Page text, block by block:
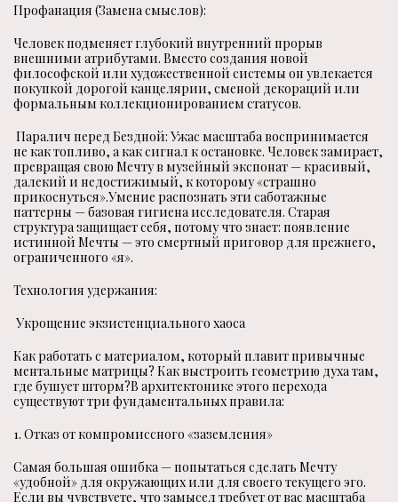
Профанация (Замена смыслов):
Человек подменяет глубокий внутренний прорыв
внешними атрибутами. Вместо создания новой
философской или художественной системы он увлекается
покупкой дорогой канцелярии, сменой декораций или
формальным коллекционированием статусов.
Паралич перед Бездной: Ужас масштаба воспринимается
не как топливо, а как сигнал к остановке. Человек замирает,
превращая свою Мечту в музейный экспонат — красивый,
далекий и недостижимый, к которому «страшно
прикоснуться».Умение распознать эти саботажные
паттерны — базовая гигиена исследователя. Старая
структура защищает себя, потому что знает: появление
истинной Мечты — это смертный приговор для прежнего,
ограниченного «я».
Технология удержания:
Укрощение экзистенциального хаоса
Как работать с материалом, который плавит привычные
ментальные матрицы? Как выстроить геометрию духа там,
где бушует шторм?В архитектонике этого перехода
существуют три фундаментальных правила:
1. Отказ от компромиссного «заземления»
Самая большая ошибка — попытаться сделать Мечту
«удобной» для окружающих или для своего текущего эго.
Если вы чувствуете, что замысел требует от вас масштаба